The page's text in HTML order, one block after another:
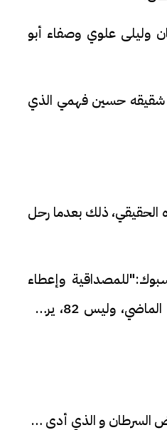
وليلى علوي وصفاء أبو
شقيقه حسين فهمي الذي
ذلك بعدما رحل
وإعطاء
مصطفى، رحمة الله عليه حقه، هو كان يبلغ من العمر 77 عامًا أتمها في أغسطس الماضي، وليس 82، يرجي
صراع طويل مع مرض السرطان و الذي أدى إلي